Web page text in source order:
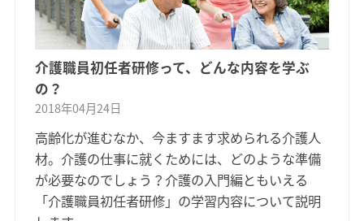
介護職員初任者研修って、どんな内容を学ぶ
の？
2018年04月24日
高齢化が進むなか、今ますます求められる介護人
材。介護の仕事に就くためには、どのような準備
が必要なのでしょう？介護の入門編ともいえる
「介護職員初任者研修」の学習内容について説明